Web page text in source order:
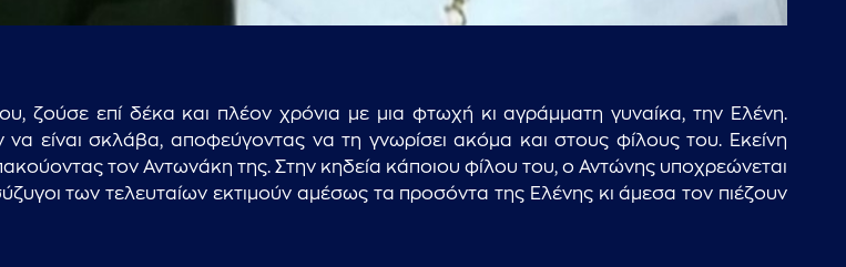
ζούσε επί δέκα και πλέον χρόνια με μια φτωχή κι αγράμματη γυναίκα, την Ελένη.
είναι σκλάβα, αποφεύγοντας να τη γνωρίσει ακόμα και στους φίλους του. Εκείνη
τον Αντωνάκη της. Στην κηδεία κάποιου φίλου του, ο Αντώνης υποχρεώνεται
των τελευταίων εκτιμούν αμέσως τα προσόντα της Ελένης κι άμεσα τον πιέζουν